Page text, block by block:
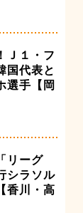
Ｊ１・フ
国代表と
選手【岡
リーグ
シラソル
香川・高